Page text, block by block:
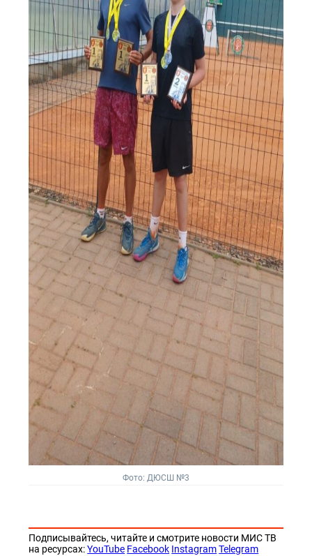
Фото: ДЮСШ №3
Подписывайтесь, читайте и смотрите новости МИС ТВ
на ресурсах:YouTube Facebook Instagram Telegram